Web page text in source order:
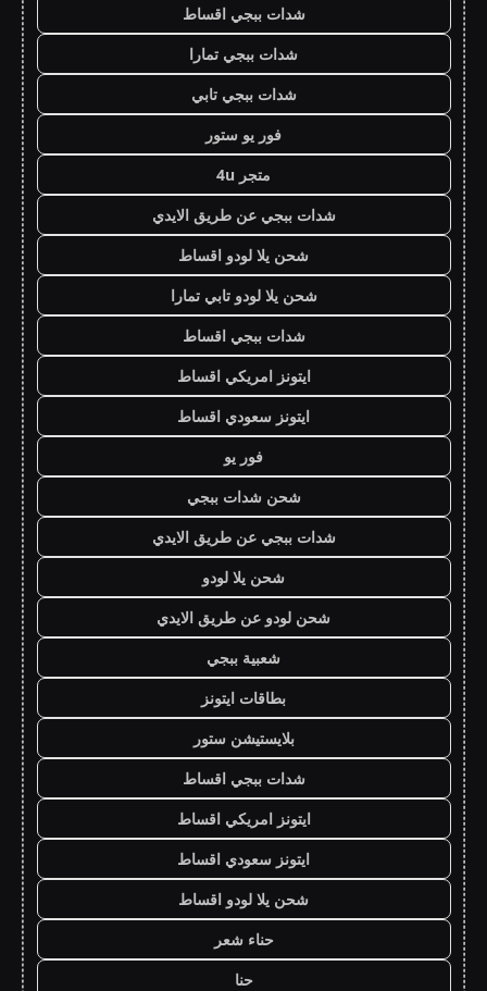
شدات ببجي اقساط
شدات ببجي تمارا
شدات ببجي تابي
فور يو ستور
متجر 4u
شدات ببجي عن طريق الايدي
شحن يلا لودو اقساط
شحن يلا لودو تابي تمارا
شدات ببجي اقساط
ايتونز امريكي اقساط
ايتونز سعودي اقساط
فور يو
شحن شدات ببجي
شدات ببجي عن طريق الايدي
شحن يلا لودو
شحن لودو عن طريق الايدي
شعبية ببجي
بطاقات ايتونز
بلايستيشن ستور
شدات ببجي اقساط
ايتونز امريكي اقساط
ايتونز سعودي اقساط
شحن يلا لودو اقساط
حناء شعر
حنا